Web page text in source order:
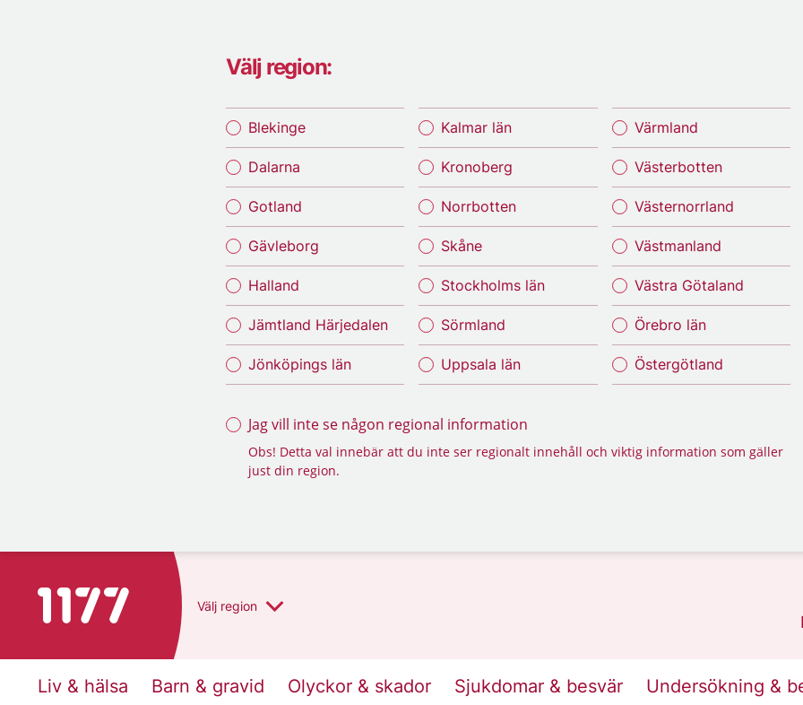
Välj region:
Blekinge
Dalarna
Gotland
Gävleborg
Halland
Jämtland Härjedalen
Jönköpings län
Kalmar län
Kronoberg
Norrbotten
Skåne
Stockholms län
Sörmland
Uppsala län
Värmland
Västerbotten
Västernorrland
Västmanland
Västra Götaland
Örebro län
Östergötland
Jag vill inte se någon regional information
Obs! Detta val innebär att du inte ser regionalt innehåll och viktig information som gäller
just din region.
Till startsidan för 1177 Välj region
Liv & hälsa Barn & gravid Olyckor & skador Sjukdomar & besvär Undersökning &